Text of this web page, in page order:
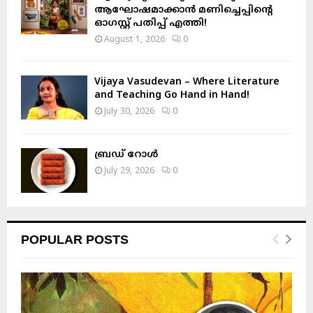
ആഘോഷമാക്കാൻ മണിച്ചെപ്പിന്റെ
ഓഗസ്റ്റ് പതിപ്പ് എത്തി!
August 1, 2026 0
Vijaya Vasudevan – Where Literature
and Teaching Go Hand in Hand!
July 30, 2026 0
ബ്രഡ് റോൾ
July 29, 2026 0
POPULAR POSTS